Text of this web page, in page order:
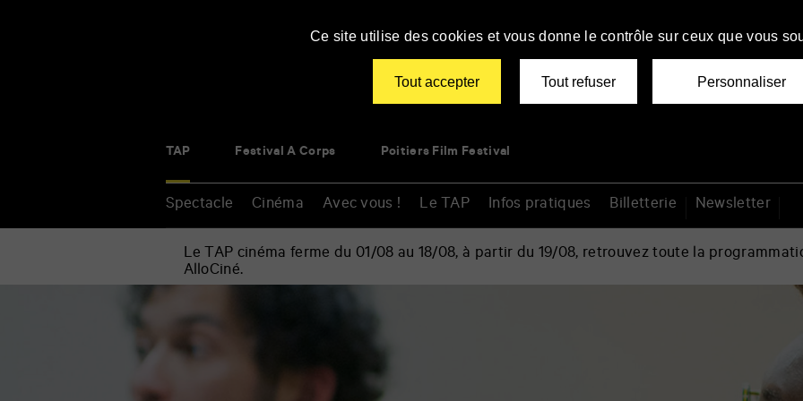
TAP Festival À Corps Poitiers Film Festival
Spectacle Cinéma Avec vous ! Le TAP Infos pratiques Billetterie Newsletter
Le TAP cinéma ferme du 01/08 au 18/08, à partir du 19/08, retrouvez toute la
AlloCiné.
mots
Ce site utilise des cookies et vous donne le contrôle sur ceux que vous
Tout accepter Tout refuser Personnaliser